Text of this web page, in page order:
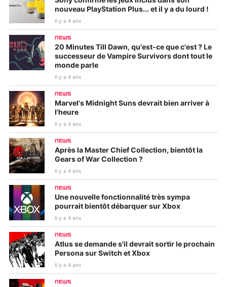
nouveau PlayStation Plus... et il y a du lourd !
Il y a 4 ans
NEWS
20 Minutes Till Dawn, qu'est-ce que c'est ? Le
successeur de Vampire Survivors dont tout le
monde parle
Il y a 4 ans
NEWS
Marvel's Midnight Suns devrait bien arriver à
l'heure
Il y a 4 ans
NEWS
Après la Master Chief Collection, bientôt la
Gears of War Collection ?
Il y a 4 ans
NEWS
Une nouvelle fonctionnalité très sympa
pourrait bientôt débarquer sur Xbox
Il y a 4 ans
NEWS
Atlus se demande s'il devrait sortir le prochain
Persona sur Switch et Xbox
Il y a 4 ans
NEWS